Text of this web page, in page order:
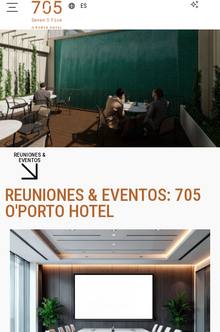
ES
REUNIONES &
EVENTOS
REUNIONES & EVENTOS: 705
O'PORTO HOTEL